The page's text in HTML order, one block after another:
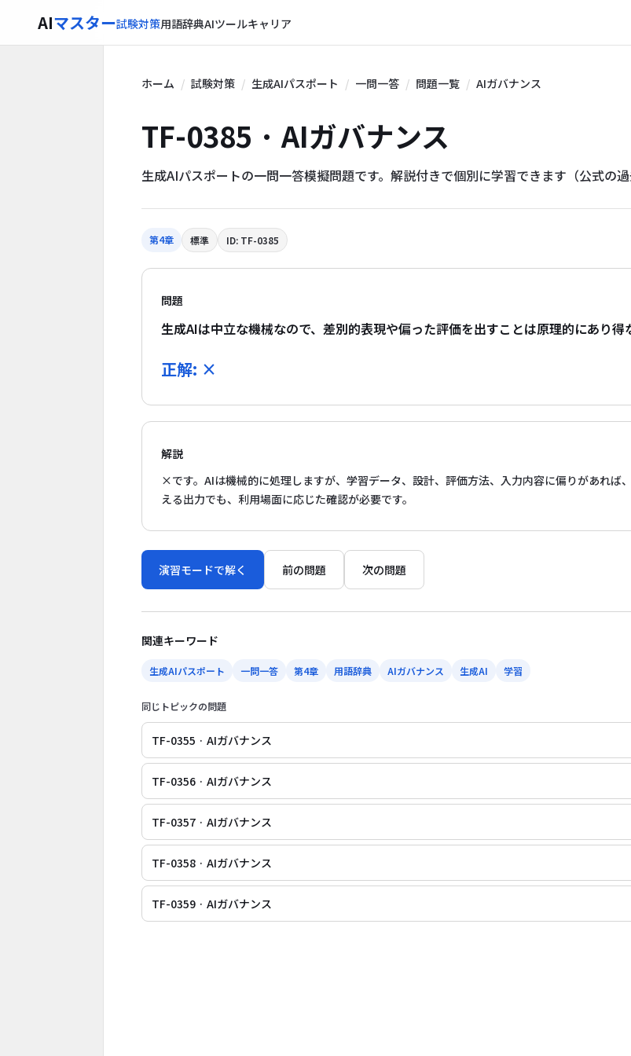
AIマスター試験対策用語辞典AIツールキャリア
ホーム 試験対策 生成AIパスポート 一問一答 問題一覧 AIガバナンス
TF-0385 · AIガバナンス
生成AIパスポートの一問一答模擬問題です。解説付きで個別に学習できます（公式の過
第4章 標準 ID: TF-0385
問題
生成AIは中立な機械なので、差別的表現や偏った評価を出すことは原理的にあり得
正解: ×
解説
×です。AIは機械的に処理しますが、学習データ、設計、評価方法、入力内容に偏りがあれば
える出力でも、利用場面に応じた確認が必要です。
演習モードで解く 前の問題 次の問題
関連キーワード
生成AIパスポート 一問一答 第4章 用語辞典 AIガバナンス 生成AI 学習
同じトピックの問題
TF-0355 · AIガバナンス
TF-0356 · AIガバナンス
TF-0357 · AIガバナンス
TF-0358 · AIガバナンス
TF-0359 · AIガバナンス